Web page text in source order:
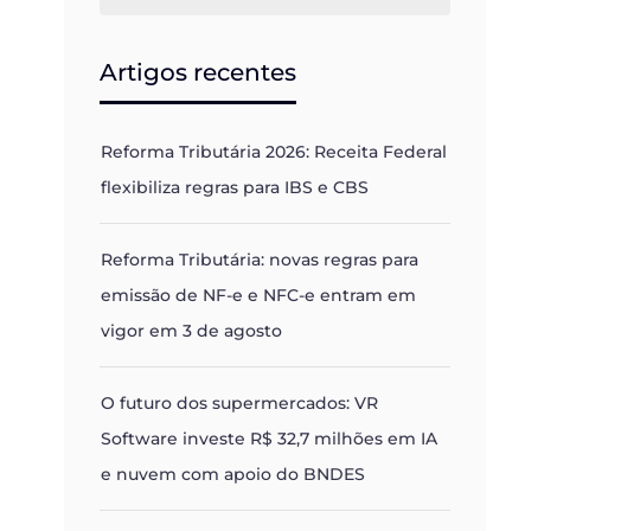
Artigos recentes
Reforma Tributária 2026: Receita Federal
flexibiliza regras para IBS e CBS
Reforma Tributária: novas regras para
emissão de NF-e e NFC-e entram em
vigor em 3 de agosto
O futuro dos supermercados: VR
Software investe R$ 32,7 milhões em IA
e nuvem com apoio do BNDES